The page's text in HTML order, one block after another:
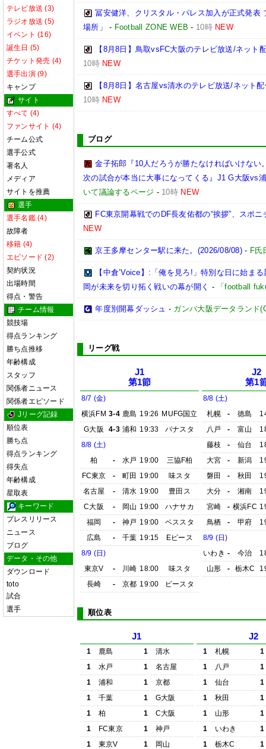
テレビ放送 (3)
ラジオ放送 (5)
イベント (16)
誕生日 (5)
チケット発売 (4)
選手出演 (9)
キャンプ
サイト
すべて (4)
ファンサイト (4)
チーム公式
選手公式
著名人
メディア
サイトを推薦
選手
選手名鑑 (4)
故障者
移籍 (4)
エピソード (2)
契約状況
出場時間
得点・警告
チーム情報
競技場
得点ランキング
勝ち点推移
年齢構成
スタッフ
関係者ニュース
関係者エピソード
Jリーグ記録
順位表
勝ち点
得点ランキング
得失点
年齢構成
星取表
キーワード
プレスリリース
ニュース
ブログ
データ・その他
ダウンロード
toto
試合
選手
冨安健洋、クリスタル・パレス加入が正式発表
場所」
- Football ZONE WEB - 10時 NEW
【8月8日】鳥取vsFC大阪のテレビ放送/ネット
10時 NEW
【8月8日】名古屋vs清水のテレビ放送/ネット
10時 NEW
ブログ
金子拓郎『10人だろうが勝たなければいけな
次の試合が本当に大事になってくる』J1 G大阪vs
いて議論するページ - 10時 NEW
FC東京開幕戦でのDF長友佑都の“挨拶”、スポ
NEW
京王多摩センター駅に来た。(2026/08/08)- F氏
【中倉’Voice】:「俺を見ろ!」特別な日に始ま
岡が未来を切り拓く戦いの幕が開く - 「football
年度別開幕ダッシュ - ガンバ大阪データランド
リーグ戦
J1
第1節
8/7 (金)
横浜FM 3-4 鹿島 19:26 MUFG国立
G大阪
4-3 浦和 19:33
パナスタ
8/8 (土)
柏
- 水戸 19:00
三協F柏
FC東京
- 町田 19:00
味スタ
名古屋
- 清水 19:00
豊田ス
C大阪
- 岡山 19:00
ハナサカ
福岡
- 神戸 19:00
ベススタ
広島
- 千葉 19:15
Eピース
8/9 (日)
東京V
- 川崎 18:00
味スタ
長崎
- 京都 19:00 ピースタ
J2
第1
8/8 (土)
札幌
- 徳島
八戸
- 富山
藤枝
- 仙台
大宮
- 新潟
磐田
- 秋田
大分
- 湘南
宮崎
- 横浜FC
鳥栖
- 甲府
8/9 (日)
いわき - 今治
山形
- 栃木C
順位表
J1
1 鹿島 1
清水
1
水戸 1
名古屋
1
浦和 1
京都
1
千葉 1
G大阪
1
柏 1
C大阪
1
FC東京 1
神戸
1
東京V 1
岡山
J2
1 札幌
1
1
八戸
1
1
仙台
1
1
秋田
1
1
山形
1
1
いわき
1
1
栃木C
1